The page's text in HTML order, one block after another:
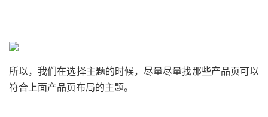
所以，我们在选择主题的时候，尽量尽量找那些产品页可以
符合上面产品页布局的主题。